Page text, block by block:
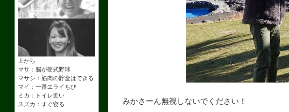
みかさーん無視しないでください！
上から
マサ：脳が硬式野球
マサシ：筋肉の貯金はできる
マイ：一番エライちび
ミカ：トイレ近い
スズカ：すぐ寝る